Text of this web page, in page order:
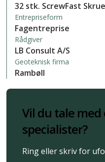
32 stk. ScrewFast
Entrepriseform
Fagentreprise
Rådgiver
LB Consult A/S
Geoteknisk firma
Rambøll
Vil du tale med
specialister?
Ring eller skriv for